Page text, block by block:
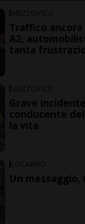
MEZZOVICO
Traffico
A2,
tanta
MEZZOVICO
Grave
conducente
la vita
LOCARNO
Un messaggio,